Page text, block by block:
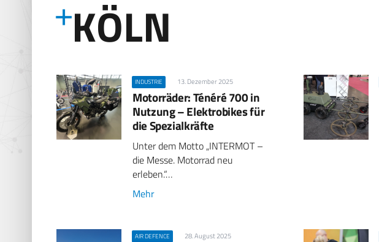
KÖLN
INDUSTRIE 13. Dezember 2025
Motorräder: Ténéré 700 in
Nutzung – Elektrobikes für
die Spezialkräfte
Unter dem Motto „INTERMOT –
die Messe. Motorrad neu
erleben.“…
Mehr
AIR DEFENCE 28. August 2025